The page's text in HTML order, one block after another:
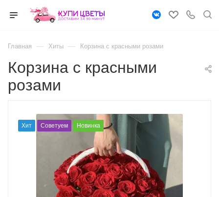
Главная — Хиты — Корзина с красными розами
Корзина с красными
розами
Хит Советуем Новинка